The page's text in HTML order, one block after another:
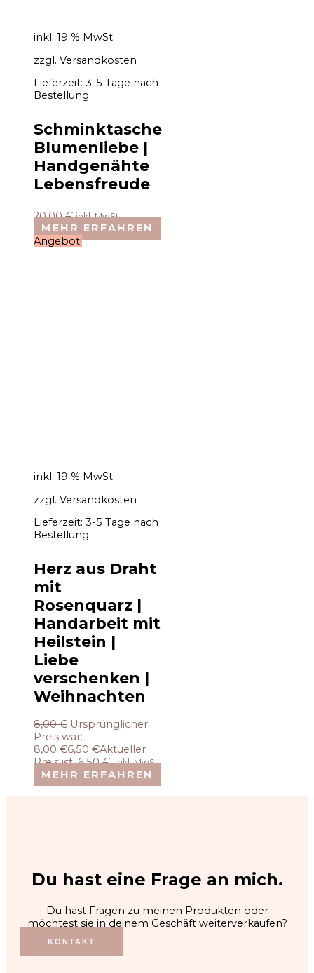
inkl. 19 % MwSt.
zzgl. Versandkosten
Lieferzeit: 3-5 Tage nach
Bestellung
Schminktasche
Blumenliebe |
Handgenähte
Lebensfreude
20,00€ inkl. MwSt.
MEHR ERFAHREN
Angebot!
inkl. 19 % MwSt.
zzgl. Versandkosten
Lieferzeit: 3-5 Tage nach
Bestellung
Herz aus Draht
mit
Rosenquarz |
Handarbeit mit
Heilstein |
Liebe
verschenken |
Weihnachten
8,00€ Ursprünglicher
Preis war:
8,00 €6,50 €Aktueller
Preis ist: 6,50 €. inkl. MwSt.
MEHR ERFAHREN
Du hast eine Frage an mich.
Du hast Fragen zu meinen Produkten oder
möchtest sie in deinem Geschäft weiterverkaufen?
KONTAKT